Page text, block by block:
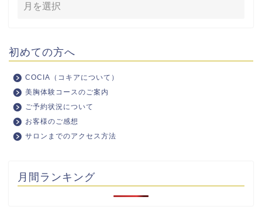
初めての方へ
COCIA（コキアについて）
美胸体験コースのご案内
ご予約状況について
お客様のご感想
サロンまでのアクセス方法
月間ランキング